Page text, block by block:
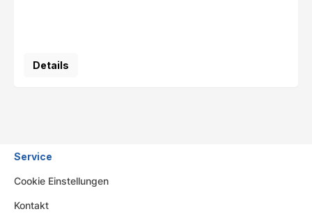
Details
Service
Cookie Einstellungen
Kontakt